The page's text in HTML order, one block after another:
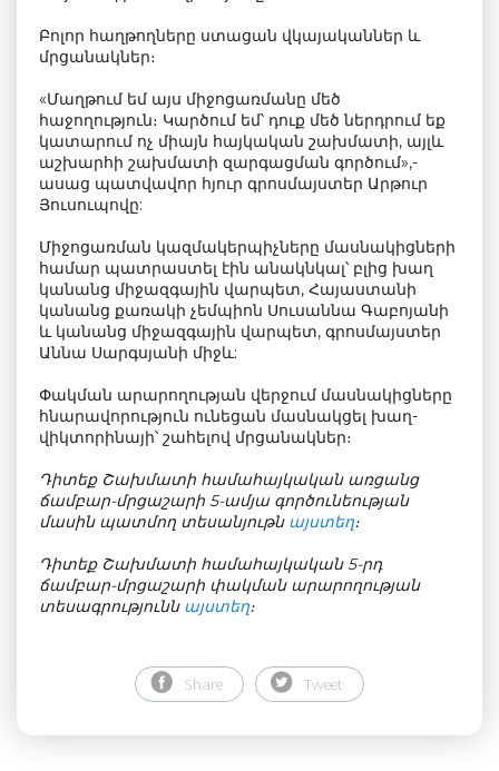
Բոլոր հաղթողները ստացան վկայականներ և
մրցանակներ։
«Մաղթում եմ այս միջոցառմանը մեծ
հաջողություն։ Կարծում եմ՝ դուք մեծ ներդրում եք
կատարում ոչ միայն հայկական շախմատի, այլև
աշխարհի շախմատի զարգացման գործում»,-
ասաց պատվավոր հյուր գրոսմայստեր Արթուր
Յուսուպովը:
Միջոցառման կազմակերպիչները մասնակիցների
համար պատրաստել էին անակնկալ՝ բլից խաղ
կանանց միջազգային վարպետ, Հայաստանի
կանանց քառակի չեմպիոն Սուսաննա Գաբոյանի
և կանանց միջազգային վարպետ, գրոսմայստեր
Աննա Սարգսյանի միջև:
Փակման արարողության վերջում մասնակիցները
հնարավորություն ունեցան մասնակցել խաղ-
վիկտորինայի՝ շահելով մրցանակներ։
Դիտեք Շախմատի համահայկական առցանց
ճամբար-մրցաշարի 5-ամյա գործունեության
մասին պատմող տեսանյութն այստեղ։
Դիտեք Շախմատի համահայկական 5-րդ
ճամբար-մրցաշարի փակման արարողության
տեսագրությունն այստեղ։
Share Tweet